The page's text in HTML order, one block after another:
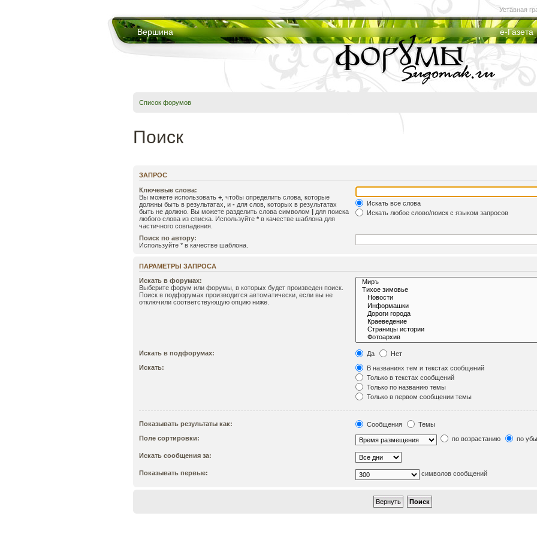
Вершина е-Газета
Уставная
Список форумов
Поиск
ЗАПРОС
Ключевые слова:
Вы можете использовать + , чтобы определить слова, которые
должны быть в результатах, и - для слов, которых в результатах
быть не должно. Вы можете разделить слова символом | для поиска
любого слова из списка. Используйте * в качестве шаблона для
частичного совпадения.
Искать все слова
Искать любое слово/поиск с языком запросов
Поиск по автору:
Используйте * в качестве шаблона.
ПАРАМЕТРЫ ЗАПРОСА
Искать в форумах:
Выберите форум или форумы, в которых будет произведен поиск.
Поиск в подфорумах производится автоматически, если вы не
отключили соответствующую опцию ниже.
Искать в подфорумах: Да
Нет
Искать:
В названиях тем и текстах сообщений
Только в текстах сообщений
Только по названию темы
Только в первом сообщении темы
Показывать результаты как: Сообщения
Темы
Поле сортировки:
по возрастанию по
Искать сообщения за:
Показывать первые: символов сообщений